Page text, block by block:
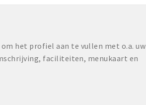
het profiel aan te vullen met o.a. uw
faciliteiten, menukaart en